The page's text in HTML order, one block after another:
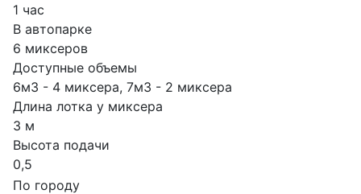
1 час
В автопарке
6 миксеров
Доступные объемы
6м3 - 4 миксера, 7м3 - 2 миксера
Длина лотка у миксера
3 м
Высота подачи
0,5
По городу